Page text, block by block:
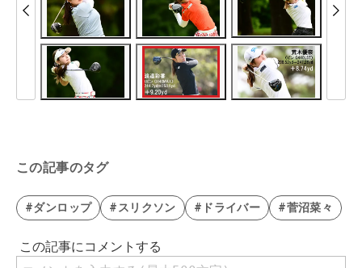
この記事のタグ
#ダンロップ #スリクソン #ドライバー #菅沼菜々